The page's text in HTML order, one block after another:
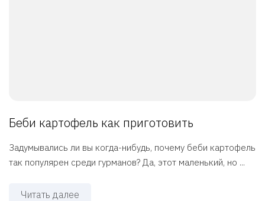
Беби картофель как приготовить
Задумывались ли вы когда-нибудь, почему беби картофель
так популярен среди гурманов? Да, этот маленький, но ...
Читать далее